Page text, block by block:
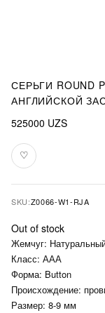
СЕРЬГИ ROUND
АНГЛИЙСКОЙ
525000 UZS
♡Add
to
SKU:Z0066-W1-RJA
Out of stock
Жемчуг:
Класс: ААА
Форма: Button
Происхождение:
Размер: 8-9 мм